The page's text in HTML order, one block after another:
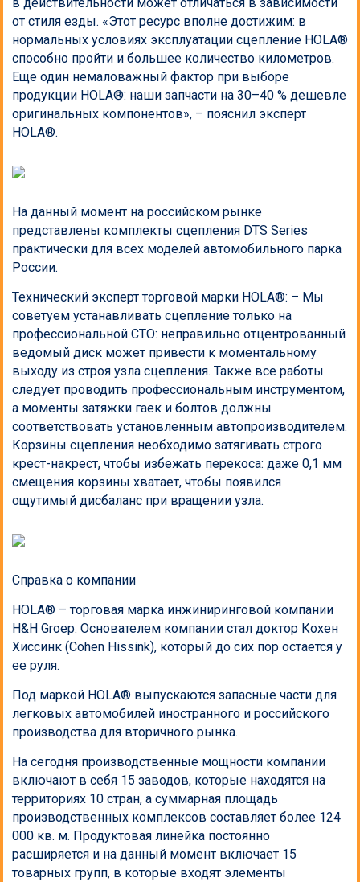
от стиля езды. «Этот ресурс вполне достижим: в
нормальных условиях эксплуатации сцепление HOLA®
способно пройти и большее количество километров.
Еще один немаловажный фактор при выборе
продукции HOLA®: наши запчасти на 30–40 % дешевле
оригинальных компонентов», – пояснил эксперт
HOLA®.
На данный момент на российском рынке
представлены комплекты сцепления DTS Series
практически для всех моделей автомобильного парка
России.
Технический эксперт торговой марки HOLA®: – Мы
советуем устанавливать сцепление только на
профессиональной СТО: неправильно отцентрованный
ведомый диск может привести к моментальному
выходу из строя узла сцепления. Также все работы
следует проводить профессиональным инструментом,
а моменты затяжки гаек и болтов должны
соответствовать установленным автопроизводителем.
Корзины сцепления необходимо затягивать строго
крест-накрест, чтобы избежать перекоса: даже 0,1 мм
смещения корзины хватает, чтобы появился
ощутимый дисбаланс при вращении узла.
Справка о компании
HOLA® – торговая марка инжиниринговой компании
H&H Groep. Основателем компании стал доктор Кохен
Хиссинк (Cohen Hissink), который до сих пор остается у
ее руля.
Под маркой HOLA® выпускаются запасные части для
легковых автомобилей иностранного и российского
производства для вторичного рынка.
На сегодня производственные мощности компании
включают в себя 15 заводов, которые находятся на
территориях 10 стран, а суммарная площадь
производственных комплексов составляет более 124
000 кв. м. Продуктовая линейка постоянно
расширяется и на данный момент включает 15
товарных групп, в которые входят элементы